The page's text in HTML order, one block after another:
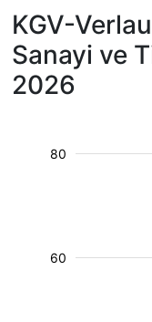
KGV-
Sanayi ve
2026
60
80